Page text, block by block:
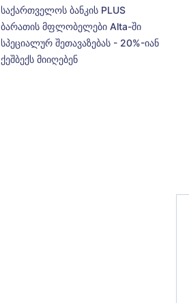
საქართველოს ბანკის PLUS
ბარათის მფლობელები Alta-ში
სპეციალურ შეთავაზებას - 20%-იან
ქეშბექს მიიღებენ